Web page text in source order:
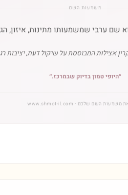
משמעות השם
ערבי שמשמעותו מתינות, איזון,
אצילות המבוססת על שיקול דעת, יציבות
״היופי טמון בדיוק שבמרכז.״
את משמעות השם שלכם · www.shmot-il.com